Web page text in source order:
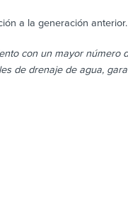
a la generación anterior.
con un mayor número
de drenaje de agua,